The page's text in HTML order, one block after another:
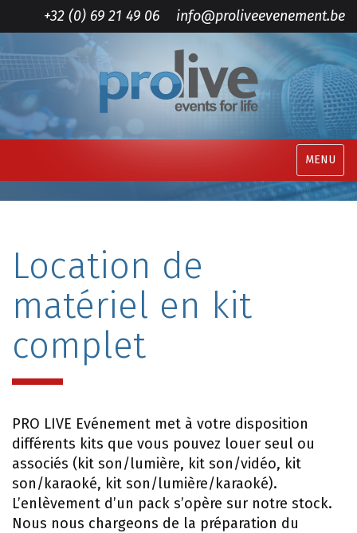
+32 (0) 69 21 49 06 info@proliveevenement.be
MENU
Location de
matériel en kit
complet
PRO LIVE Evénement met à votre disposition
différents kits que vous pouvez louer seul ou
associés (kit son/lumière, kit son/vidéo, kit
son/karaoké, kit son/lumière/karaoké).
L’enlèvement d’un pack s’opère sur notre stock.
Nous nous chargeons de la préparation du